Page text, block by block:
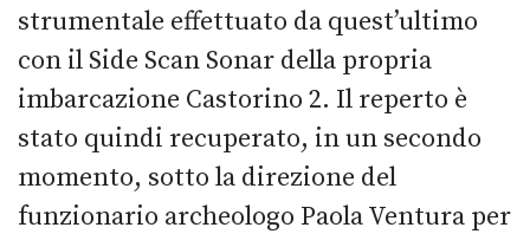
strumentale effettuato da quest’ultimo
con il Side Scan Sonar della propria
imbarcazione Castorino 2. Il reperto è
stato quindi recuperato, in un secondo
momento, sotto la direzione del
funzionario archeologo Paola Ventura per